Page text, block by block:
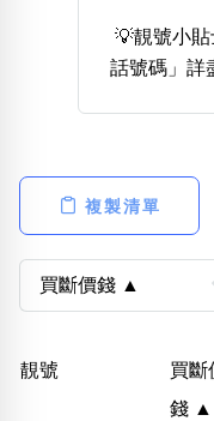
全大數字
5萬以
高級分類 i
💡靚號小
話號碼」詳
複製清單
靚號
買斷
錢 ▲